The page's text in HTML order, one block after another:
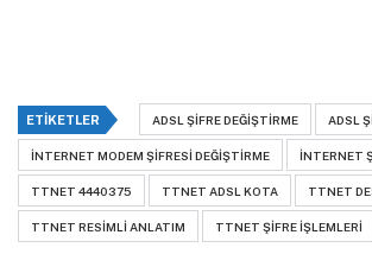
ETIKETLER ADSL ŞIFRE DEĞIŞTIRME ADSL
INTERNET MODEM ŞIFRESI DEĞIŞTIRME INTERNET
TTNET 4440375 TTNET ADSL KOTA TTNET
TTNET RESIMLI ANLATIM TTNET ŞIFRE IŞLEMLERI